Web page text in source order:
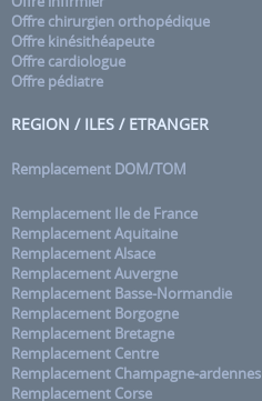
Offre chirurgien orthopédique
Offre kinésithéapeute
Offre cardiologue
Offre pédiatre
REGION / ILES / ETRANGER
Remplacement DOM/TOM
Remplacement Ile de France
Remplacement Aquitaine
Remplacement Alsace
Remplacement Auvergne
Remplacement Basse-Normandie
Remplacement Borgogne
Remplacement Bretagne
Remplacement Centre
Remplacement Champagne-ardennes
Remplacement Corse